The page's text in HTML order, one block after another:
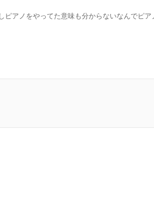
アノをやってた意味も分からないなんでピア